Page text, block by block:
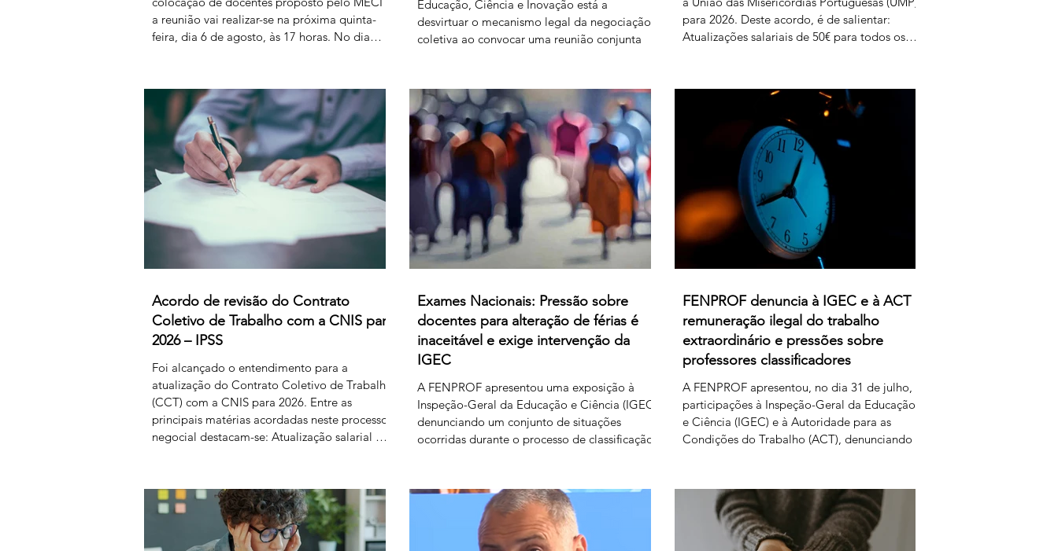
a reunião vai realizar-se na próxima quinta-
feira, dia 6 de agosto, às 17 horas. No dia
professores e educadores. Para aceder ao
plenário, basta clicar no link a partir das 17
horas de sexta-feira, dia 7 de agosto:
https://us06web.zoom.us/j/85736793433
Educação, Ciência e Inovação está a
desvirtuar o mecanismo legal da negociação
coletiva ao convocar uma reunião conjunta
negociação suplementar ou de já terem
manifestado acordo ou concordância com o
projeto de diploma. A negociação
suplementar existe para permitir o
prosseguimento das negociações
relativamente às matérias sobre as quais
subsiste desacordo. Foi es
para 2026. Deste acordo, é de salientar:
Atualizações salariais de 50€ para todos os
profissionalizados; Aumento do subsídio de
refeição para os 5,50€. Estas alterações
produzem efeitos retroativos a janeiro de
2026, aguardando-se a sua publicação no
Acordo de revisão do Contrato
Coletivo de Trabalho com a CNIS para
2026 – IPSS
Foi alcançado o entendimento para a
atualização do Contrato Coletivo de Trabalho
(CCT) com a CNIS para 2026. Entre as
principais matérias acordadas neste processo
negocial destacam-se: Atualização salarial de
subsídio de refeição para os 5,50€; Crédito de
horas sindicais para delegadas/os alargado
para as 8 horas mensais. Este acordo produz
efeitos retroativos a janeiro de 2026, embora
Exames Nacionais: Pressão sobre
docentes para alteração de férias é
inaceitável e exige intervenção da
IGEC
A FENPROF apresentou uma exposição à
Inspeção-Geral da Educação e Ciência (IGEC)
denunciando um conjunto de situações
ocorridas durante o processo de classificação
exercidas sobre docentes classificadores para
alterarem ou prescindirem de períodos de
férias previamente aprovados. Segundo os
relatos recebidos, diversos professores foram
FENPROF denuncia à IGEC e à ACT
remuneração ilegal do trabalho
extraordinário e pressões sobre
professores classificadores
A FENPROF apresentou, no dia 31 de julho,
participações à Inspeção-Geral da Educação
e Ciência (IGEC) e à Autoridade para as
Condições do Trabalho (ACT), denunciando
serviço de classificação dos exames nacionais.
A FENPROF contesta a intenção do MECI de
vir a remunerar o trabalho extraordinário dos
classificadores através do pagamento de 1